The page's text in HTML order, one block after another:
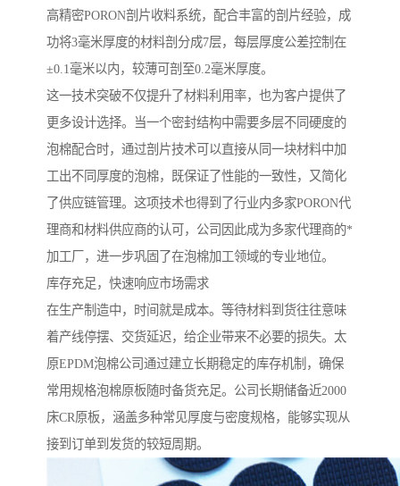
高精密PORON剖片收料系统，配合丰富的剖片经验，成
功将3毫米厚度的材料剖分成7层，每层厚度公差控制在
±0.1毫米以内，较薄可剖至0.2毫米厚度。
这一技术突破不仅提升了材料利用率，也为客户提供了
更多设计选择。当一个密封结构中需要多层不同硬度的
泡棉配合时，通过剖片技术可以直接从同一块材料中加
工出不同厚度的泡棉，既保证了性能的一致性，又简化
了供应链管理。这项技术也得到了行业内多家PORON代
理商和材料供应商的认可，公司因此成为多家代理商的*
加工厂，进一步巩固了在泡棉加工领域的专业地位。
库存充足，快速响应市场需求
在生产制造中，时间就是成本。等待材料到货往往意味
着产线停摆、交货延迟，给企业带来不必要的损失。太
原EPDM泡棉公司通过建立长期稳定的库存机制，确保
常用规格泡棉原板随时备货充足。公司长期储备近2000
床CR原板，涵盖多种常见厚度与密度规格，能够实现从
接到订单到发货的较短周期。